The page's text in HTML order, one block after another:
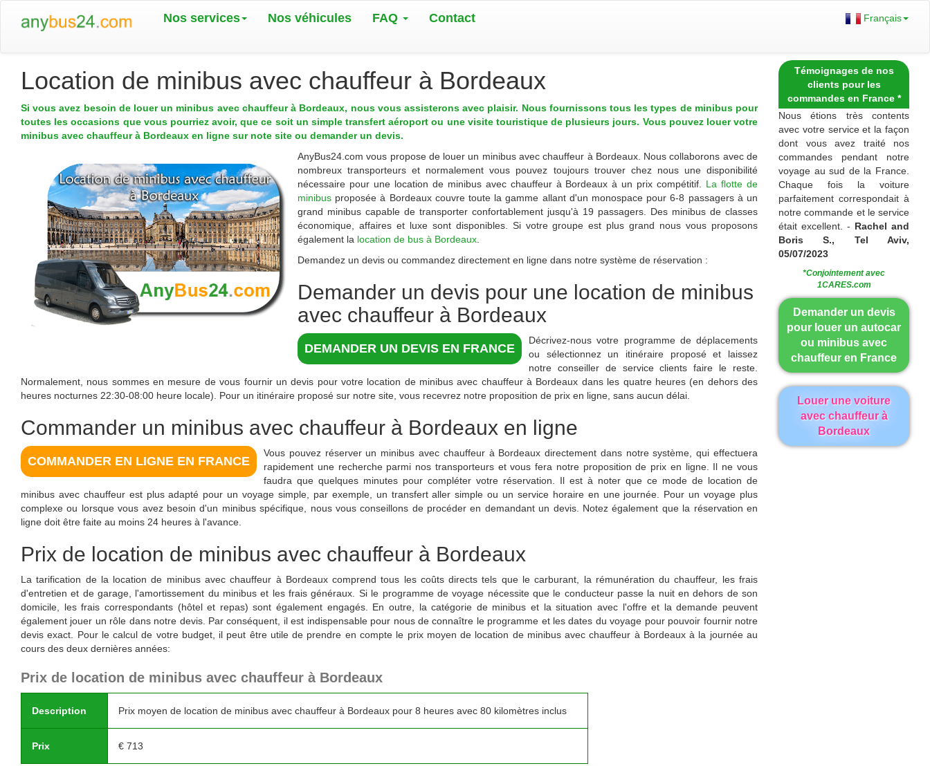
Nos services Nos véhicules FAQ Contact Français
Location de minibus avec chauffeur à Bordeaux
Si vous avez besoin de louer un minibus avec chauffeur à Bordeaux, nous vous assisterons avec plaisir. Nous fournissons tous les types de minibus pour
toutes les occasions que vous pourriez avoir, que ce soit un simple transfert aéroport ou une visite touristique de plusieurs jours. Vous pouvez louer votre
minibus avec chauffeur à Bordeaux en ligne sur note site ou demander un devis.
AnyBus24.com vous propose de louer un minibus avec chauffeur à Bordeaux. Nous collaborons avec de
nombreux transporteurs et normalement vous pouvez toujours trouver chez nous une disponibilité
nécessaire pour une location de minibus avec chauffeur à Bordeaux à un prix compétitif. La flotte de
minibus proposée à Bordeauxcouvre toute la gamme allant d'un monospace pour 6-8 passagers à un
grand minibus capable de transporter confortablement jusqu'à 19 passagers. Des minibus de classes
économique, affaires et luxe sont disponibles. Si votre groupe est plus grand nous vous proposons
également la location de bus à Bordeaux
Demandez un devis ou commandez directement en ligne dans notre système de réservation :
Demander un devis pour une location de minibus
avec chauffeur à Bordeaux
DEMANDER UN DEVIS EN FRANCE
Décrivez-nous votre programme de déplacements
ou sélectionnez un itinéraire proposé et laissez
notre conseiller de service clients faire le reste.
Normalement, nous sommes en mesure de vous fournir un devis pour votre location de minibus avec chauffeur à Bordeaux dans les quatre heures (en dehors des
heures nocturnes 22:30-08:00 heure locale). Pour un itinéraire proposé sur notre site, vous recevrez notre proposition de prix en ligne, sans aucun délai.
Commander un minibus avec chauffeur à Bordeaux en ligne
COMMANDER EN LIGNE EN FRANCE
Vous pouvez réserver un minibus avec chauffeur à Bordeaux directement dans notre système, qui effectuera
rapidement une recherche parmi nos transporteurs et vous fera notre proposition de prix en ligne. Il ne vous
faudra que quelques minutes pour compléter votre réservation. Il est à noter que ce mode de location de
minibus avec chauffeur est plus adapté pour un voyage simple, par exemple, un transfert aller simple ou un service horaire en une journée. Pour un voyage plus
complexe ou lorsque vous avez besoin d'un minibus spécifique, nous vous conseillons de procéder en demandant un devis. Notez également que la réservation en
ligne doit être faite au moins 24 heures à l'avance.
Prix de location de minibus avec chauffeur à Bordeaux
La tarification de la location de minibus avec chauffeur à Bordeaux comprend tous les coûts directs tels que le carburant, la rémunération du chauffeur, les frais
d'entretien et de garage, l'amortissement du minibus et les frais généraux. Si le programme de voyage nécessite que le conducteur passe la nuit en dehors de son
domicile, les frais correspondants (hôtel et repas) sont également engagés. En outre, la catégorie de minibus et la situation avec l'offre et la demande peuvent
également jouer un rôle dans notre devis. Par conséquent, il est indispensable pour nous de connaître le programme et les dates du voyage pour pouvoir fournir notre
devis exact. Pour le calcul de votre budget, il peut être utile de prendre en compte le prix moyen de location de minibus avec chauffeur à Bordeaux à la journée au
cours des deux dernières années:
Prix de location de minibus avec chauffeur à Bordeaux
Description Prix moyen de location de minibus avec chauffeur à Bordeaux pour 8 heures avec 80 kilomètres inclus
Prix € 713
Témoignages de nos
clients pour les
commandes en France *
Nous étions très contents
avec votre service et la façon
dont vous avez traité nos
commandes pendant notre
voyage au sud de la France.
Chaque fois la voiture
parfaitement correspondait à
notre commande et le service
était excellent. - Rachel and
Boris S., Tel Aviv,
05/07/2023
*Conjointement avec
1CARES.com
Demander un devis
pour louer un autocar
ou minibus avec
chauffeur en France
Louer une voiture
avec chauffeur à
Bordeaux